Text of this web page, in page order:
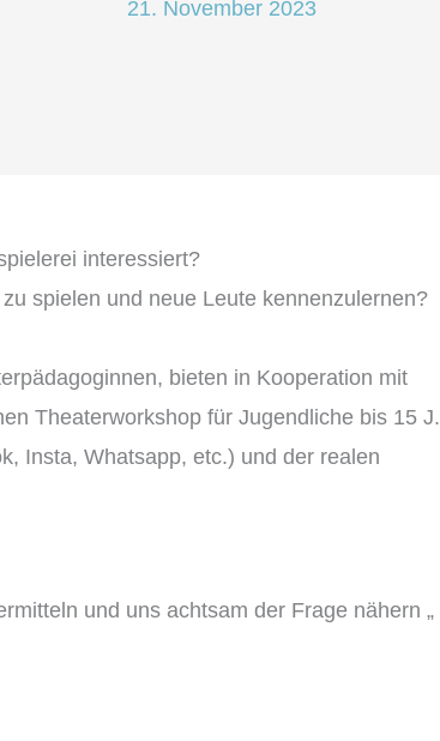
21. November 2023
interessiert?
spielen und neue Leute kennenzulernen?
bieten in Kooperation mit
Theaterworkshop für Jugendliche bis 15 J.
Insta, Whatsapp, etc.) und der realen
und uns achtsam der Frage nähern „